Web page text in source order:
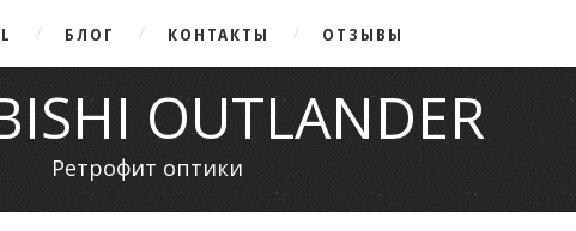
БЛОГ КОНТАКТЫ ОТЗЫВЫ
OUTLANDER
Ретрофит оптики